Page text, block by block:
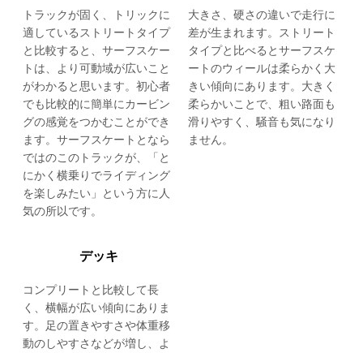
トラックが固く、トリックに
適しているストリートタイプ
と比較すると、サーフスケー
トは、より可動域が広いこと
がわかると思います。初心者
でも比較的に簡単にカービン
グの感覚をつかむことができ
ます。サーフスケートとなら
ではのこのトラックが、「と
にかく横乗りでライディング
を楽しみたい」という方に人
気の所以です。
大きさ、硬さの違いで走行に
差が生まれます。ストリート
タイプと比べるとサーフスケ
ートのウィールは柔らかく大
きい傾向にあります。大きく
柔らかいことで、粗い路面も
滑りやすく、騒音も気になり
ません。
デッキ
コンプリートと比較して長
く、横幅が広い傾向にありま
す。足の置きやすさや体重移
動のしやすさなどが増し、よ